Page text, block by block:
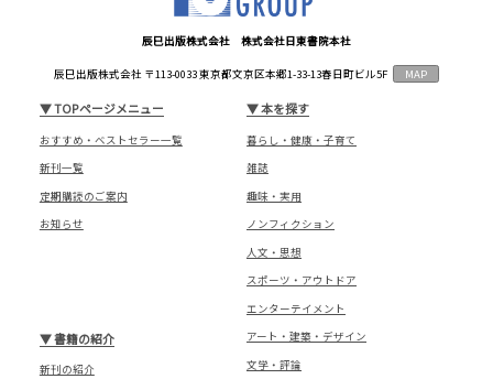
辰巳出版株式会社 株式会社日東書院本社
辰巳出版株式会社 〒113-0033 東京都文京区本郷1-33-13春日町ビル5F MAP
▼TOPページメニュー
おすすめ・ベストセラー一覧
新刊一覧
定期購読のご案内
お知らせ
▼本を探す
暮らし・健康・子育て
雑誌
趣味・実用
ノンフィクション
人文・思想
スポーツ・アウトドア
エンターテイメント
アート・建築・デザイン
文学・評論
▼書籍の紹介
新刊の紹介